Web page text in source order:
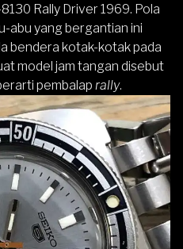
Rally Driver 1969. Pola
abu yang bergantian ini
bendera kotak-kotak pada
model jam tangan disebut
pembalap rally.